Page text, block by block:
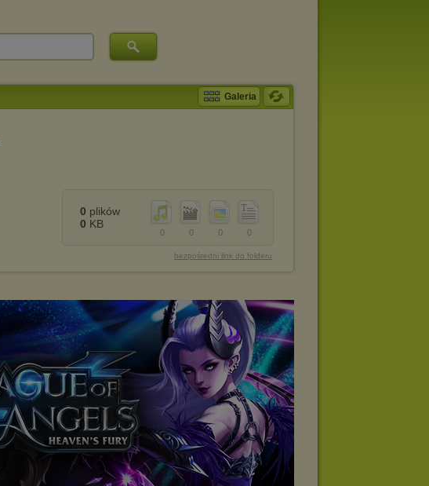
Galeria
0
0
0
0
0 plików
0 KB
bezpośredni link do folderu